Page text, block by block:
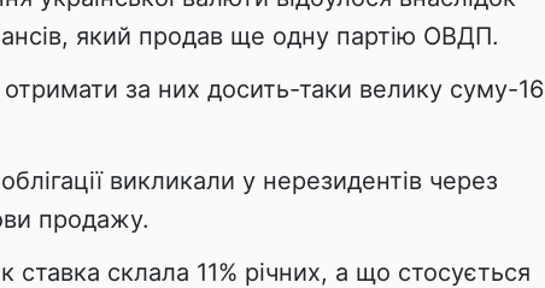
який продав ще одну партію ОВДП.
за них досить-таки велику суму-16
викликали у нерезидентів через
продажу.
ставка склала 11% річних, а що стосується